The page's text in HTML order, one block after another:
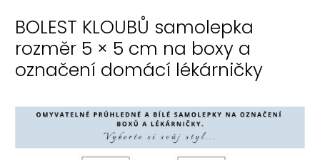
BOLEST KLOUBŮ samolepka
rozměr 5 × 5 cm na boxy a
označení domácí lékárničky